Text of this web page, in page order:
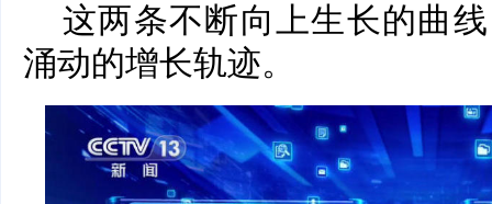
这两条不断向上生长的曲
涌动的增长轨迹。